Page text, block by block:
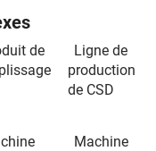
de
Ligne de
production
de CSD
Machine